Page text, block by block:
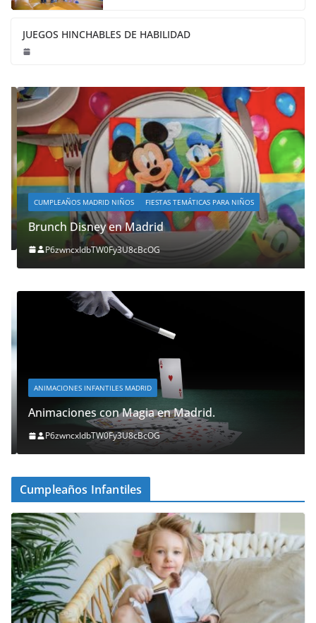
JUEGOS HINCHABLES DE HABILIDAD
CUMPLEAÑOS MADRID NIÑOS FIESTAS TEMÁTICAS PARA NIÑOS
Brunch Disney en Madrid
P6zwncxIdbTW0Fy3U8cBcOG
ANIMACIONES INFANTILES MADRID
Animaciones con Magia en Madrid.
P6zwncxIdbTW0Fy3U8cBcOG
Cumpleaños Infantiles